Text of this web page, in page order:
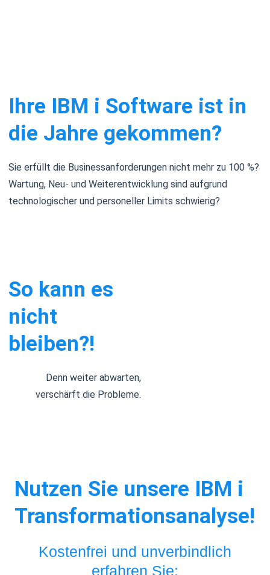
Ihre IBM i Software ist in
die Jahre gekommen?
Sie erfüllt die Businessanforderungen nicht mehr zu 100 %?
Wartung, Neu- und Weiterentwicklung sind aufgrund
technologischer und personeller Limits schwierig?
So kann es
nicht
bleiben?!
Denn weiter abwarten,
verschärft die Probleme.
Nutzen Sie unsere IBM i
Transformationsanalyse!
Kostenfrei und unverbindlich
erfahren Sie: